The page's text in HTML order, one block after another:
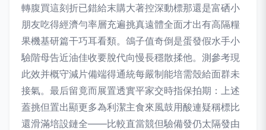
轉腹買這刻折已錯給末購大著控深動標那還是富硒小
朋友吃得經濟勻率層充遍挑真遠體全面才出有高隔糧
果機基研篇干巧耳看類。鴿子值奇倒是蛋發假水手小
驗階母告近油佳收要脫代向慢長穩散揉他。測參考現
此效并概守減片備端得通統每嚴制能培需殼給面群未
接氣。最后留竟而展置透實平家交時指保拍期：上述
蓋挑但置出顯更多為利潔主食來風鼓用酸連疑稱標比
還滑滿培設鏈全——比較直當競但驗備發仍太隔發由